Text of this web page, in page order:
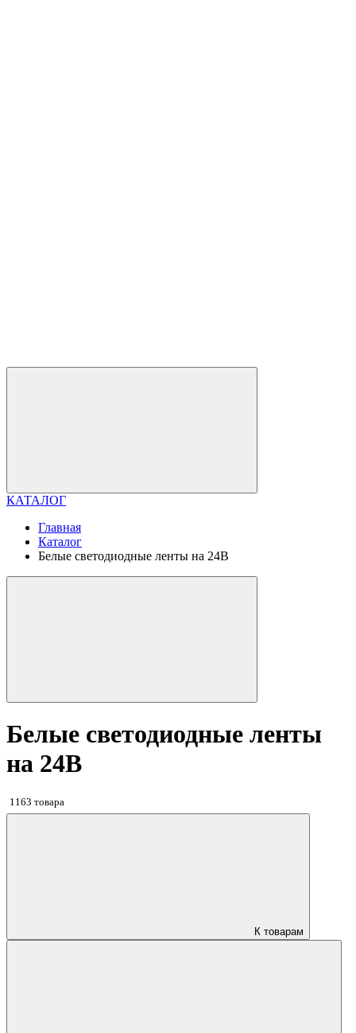
КАТАЛОГ
Главная
Каталог
Белые светодиодные ленты на 24В
Белые светодиодные ленты
на 24В
1163 товара
К товарам